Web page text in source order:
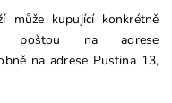
může kupující konkrétně
poštou na adrese
na adrese Pustina 13,